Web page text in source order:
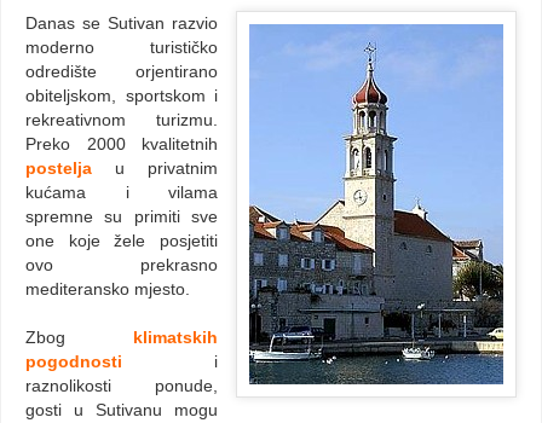
Danas se Sutivan razvio
moderno turističko
odredište orjentirano
obiteljskom, sportskom i
rekreativnom turizmu.
Preko 2000 kvalitetnih
postelja u privatnim
kućama i vilama
spremne su primiti sve
one koje žele posjetiti
ovo prekrasno
mediteransko mjesto.
Zbog klimatskih
pogodnosti i
raznolikosti ponude,
gosti u Sutivanu mogu